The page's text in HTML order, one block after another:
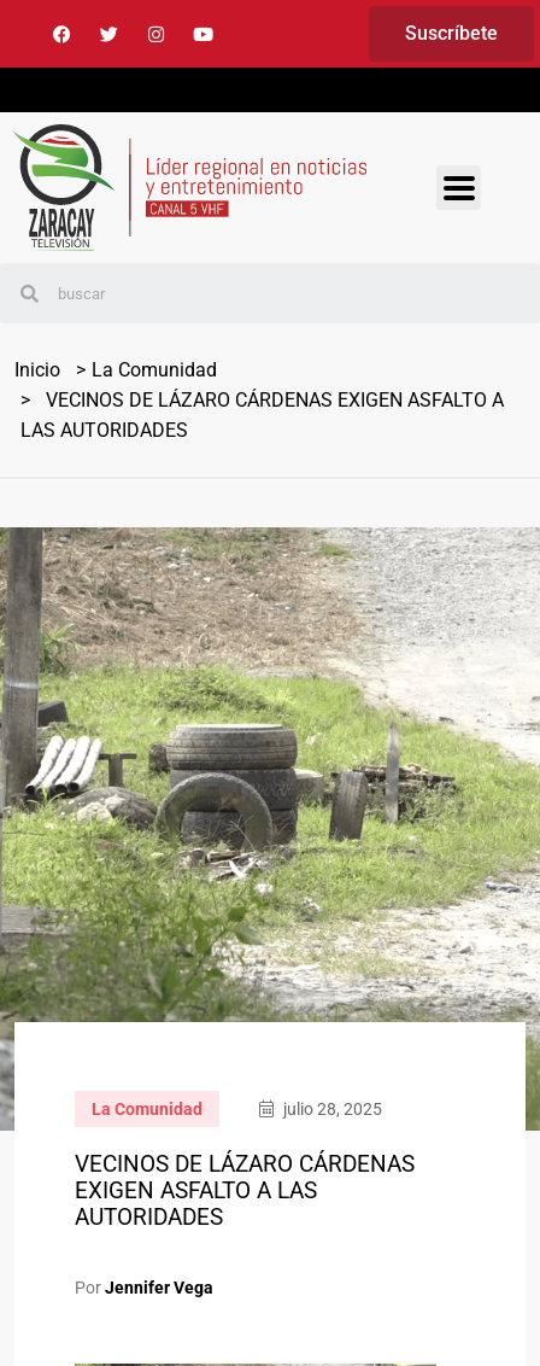
Suscríbete
Inicio
La Comunidad
VECINOS DE LÁZARO CÁRDENAS EXIGEN ASFALTO A
LAS AUTORIDADES
La Comunidad julio 28, 2025
VECINOS DE LÁZARO CÁRDENAS
EXIGEN ASFALTO A LAS
AUTORIDADES
PorJennifer Vega